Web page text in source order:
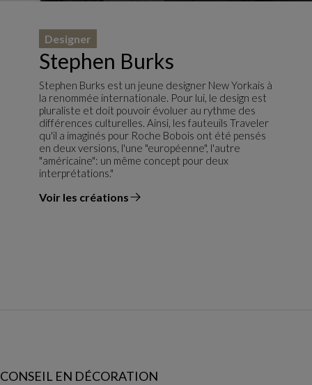
Stephen Burks
Designer
Stephen Burks est un jeune designer New Yorkais à
la renommée internationale. Pour lui, le design est
pluraliste et doit pouvoir évoluer au rythme des
différences culturelles. Ainsi, les fauteuils Traveler
qu'il a imaginés pour Roche Bobois ont été pensés
en deux versions, l'une "européenne", l'autre
"américaine": un même concept pour deux
interprétations."
Voir les créations
du designer
CONSEIL EN DÉCORATION